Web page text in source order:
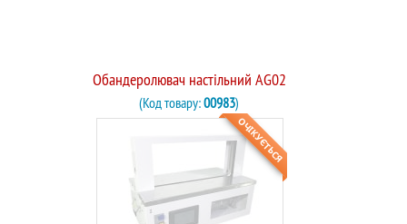
Обандеролювач настільний AG02
(Код товару:00983)
ОЧІКУЄТЬСЯ